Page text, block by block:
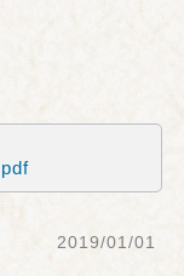
2019/01/01